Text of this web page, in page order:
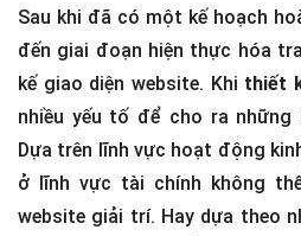
Sau khi đã có một kế hoạch
đến giai đoạn hiện thực hóa
kế giao diện website. Khi thiết
nhiều yếu tố để cho ra những
Dựa trên lĩnh vực hoạt động
ở lĩnh vực tài chính không
website giải trí. Hay dựa theo